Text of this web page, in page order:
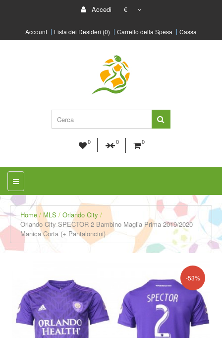
Accedi €
Account Lista dei Desideri (0) Carrello della Spesa Cassa
0 0 0
Home MLS
Orlando City
Orlando City SPECTOR 2 Bambino Maglia Prima 2019/2020
Manica Corta (+ Pantaloncini)
-53%